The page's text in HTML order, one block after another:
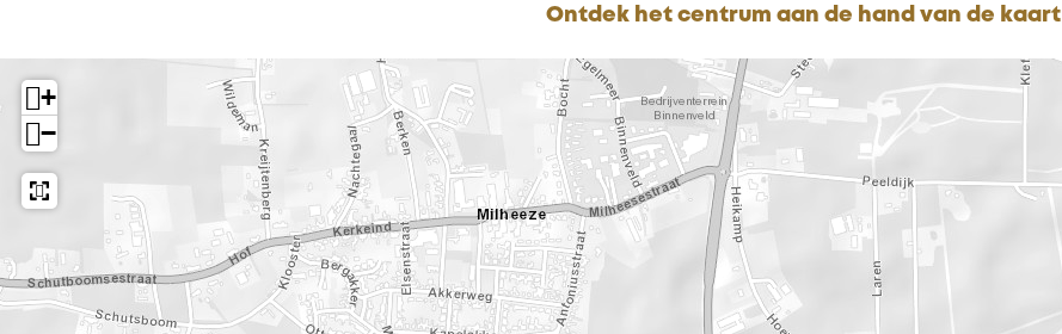
Ontdek het centrum aan de hand van de kaart
+
−